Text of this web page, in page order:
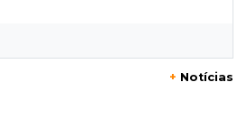
morre baleado em
+ Notícias